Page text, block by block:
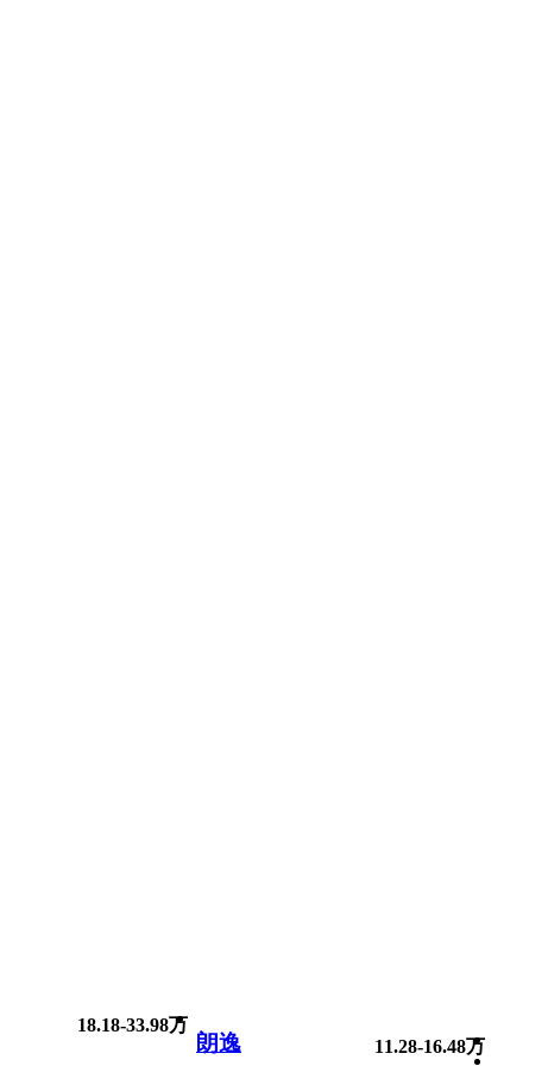
18.18-33.98万
朗逸 11.28-16.48万